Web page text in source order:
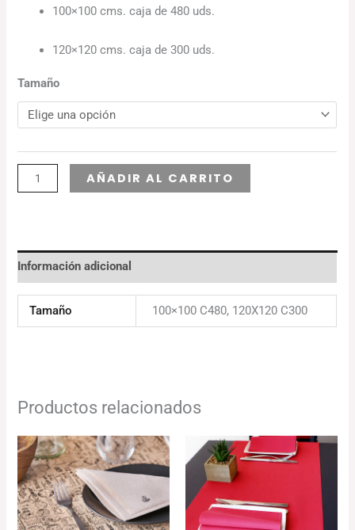
100×100 cms. caja de 480 uds.
120×120 cms. caja de 300 uds.
Tamaño
AÑADIR AL CARRITO
Información adicional
Tamaño 100×100 C480, 120X120 C300
Productos relacionados
El
precio
original
era:
87.62€.
El
precio
actual
84.99€.
Rango
de
precios:
desde
58.45€
hasta
137.72€